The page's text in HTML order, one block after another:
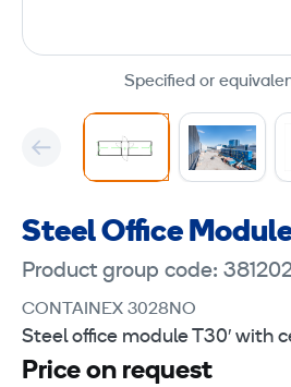
Specified or
Steel Office
Product group code:
CONTAINEX 3028NO
Steel office module T30′ with
Price on request